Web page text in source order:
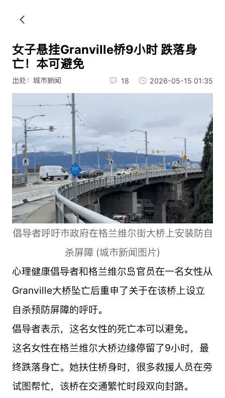
女子悬挂Granville桥9小时 跌落身
亡！本可避免
出处：城市新闻 18 2026-05-15 01:35
倡导者呼吁市政府在格兰维尔街大桥上安装防自
杀屏障 (城市新闻图片)
心理健康倡导者和格兰维尔岛官员在一名女性从
Granville大桥坠亡后重申了关于在该桥上设立
自杀预防屏障的呼吁。
倡导者表示，这名女性的死亡本可以避免。
这名女性在格兰维尔大桥边缘停留了9小时，最
终跌落身亡。她扶住桥身时，很多救援人员在旁
试图帮忙，该桥在交通繁忙时段双向封路。